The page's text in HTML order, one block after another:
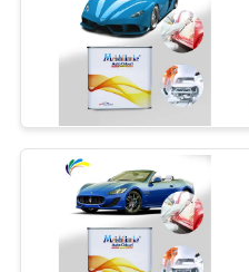
সম্পর্কে
কারখানাকার পেইন্ট